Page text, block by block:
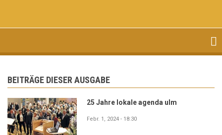
BEITRÄGE DIESER AUSGABE
25 Jahre lokale agenda ulm
Febr. 1, 2024 - 18:30